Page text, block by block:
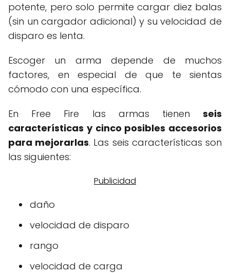
potente, pero solo permite cargar diez balas
(sin un cargador adicional) y su velocidad de
disparo es lenta.
Escoger un arma depende de muchos
factores, en especial de que te sientas
cómodo con una específica.
En Free Fire las armas tienen seis
características y cinco posibles accesorios
para mejorarlas. Las seis características son
las siguientes:
daño
velocidad de disparo
rango
velocidad de carga